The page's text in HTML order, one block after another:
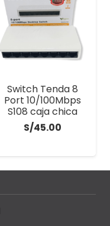
Switch Tenda 8
Port 10/100Mbps
S108 caja chica
S/45.00